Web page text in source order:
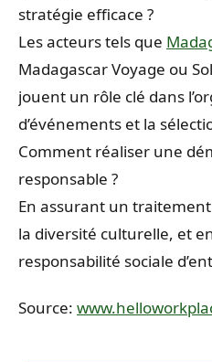
stratégie efficace ?
Les acteurs tels que
Madagascar Voyage ou
jouent un rôle clé dans
d’événements et la
Comment réaliser une
responsable ?
En assurant un
la diversité culturelle, et
responsabilité sociale
Source: